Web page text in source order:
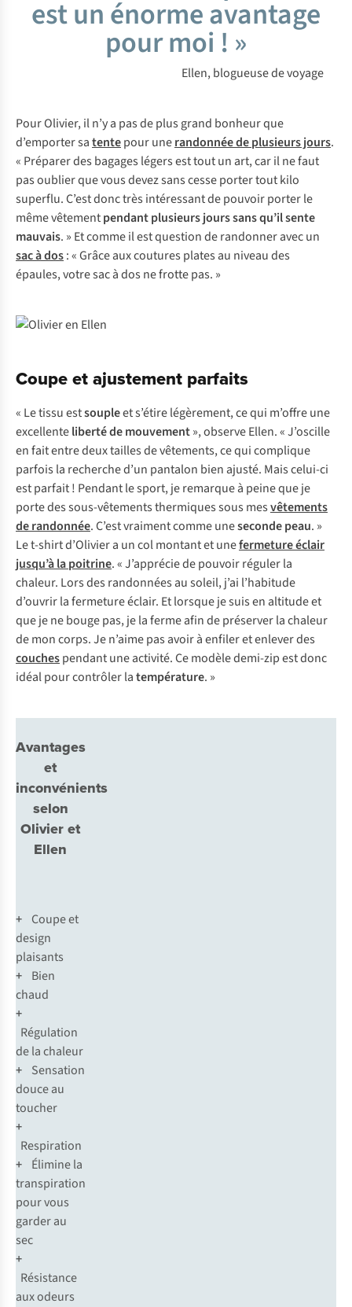
est un énorme avantage
pour moi ! »
Ellen, blogueuse de voyage
Pour Olivier, il n’y a pas de plus grand bonheur que
d’emporter satentepour unerandonnée de plusieurs jours.
« Préparer des bagages légers est tout un art, car il ne faut
pas oublier que vous devez sans cesse porter tout kilo
superflu. C’est donc très intéressant de pouvoir porter le
même vêtementpendant plusieurs jourssans qu’il sente
mauvais. » Et comme il est question de randonner avec un
sac à dos: « Grâce aux coutures plates au niveau des
épaules, votre sac à dos ne frotte pas. »
Coupe et ajustement parfaits
« Le tissu estsoupleet s’étire légèrement, ce qui m’offre une
excellenteliberté de mouvement», observe Ellen. « J’oscille
en fait entre deux tailles de vêtements, ce qui complique
parfois la recherche d’un pantalon bien ajusté. Mais celui-ci
est parfait ! Pendant le sport, je remarque à peine que je
porte des sous-vêtements thermiques sous mesvêtements
de randonnée. C’est vraiment comme uneseconde peau. »
Le t-shirt d’Olivier a un col montant et unefermeture éclair
jusqu’à la poitrine. « J’apprécie de pouvoir réguler la
chaleur. Lors des randonnées au soleil, j’ai l’habitude
d’ouvrir la fermeture éclair. Et lorsque je suis en altitude et
que je ne bouge pas, je la ferme afin de préserver la chaleur
de mon corps. Je n’aime pas avoir à enfiler et enlever des
couchespendant une activité. Ce modèle demi-zip est donc
idéal pour contrôler latempérature. »
Avantages
et
inconvénients
selon
Olivier et
Ellen
+ Coupe et
design
plaisants
+ Bien
chaud
+
Régulation
de la chaleur
+ Sensation
douce au
toucher
+
Respiration
+ Élimine la
transpiration
pour vous
garder au
sec
+
Résistance
aux odeurs